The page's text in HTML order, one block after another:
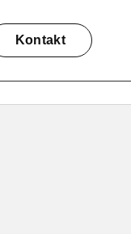
Kontakt